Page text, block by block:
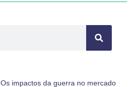
Os impactos da guerra no mercado